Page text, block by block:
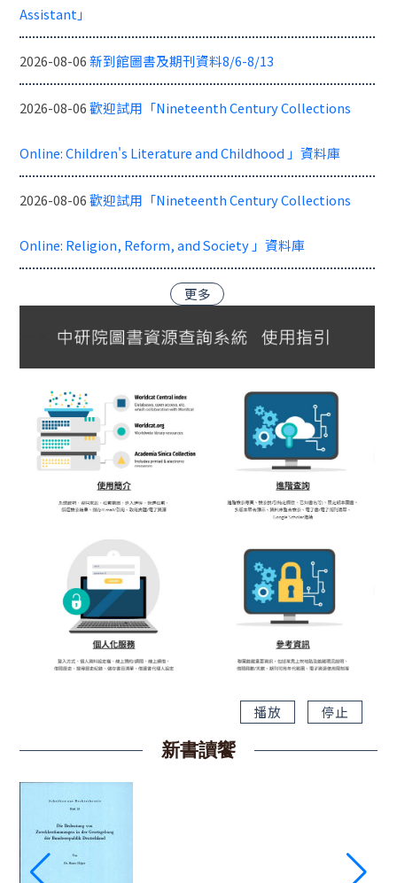
Assistant」
2026-08-06新到館圖書及期刊資料8/6-8/13
2026-08-06歡迎試用「Nineteenth Century Collections
Online: Children's Literature and Childhood 」資料庫
2026-08-06歡迎試用「Nineteenth Century Collections
Online: Religion, Reform, and Society 」資料庫
更多
停止
播放
新書讀饗